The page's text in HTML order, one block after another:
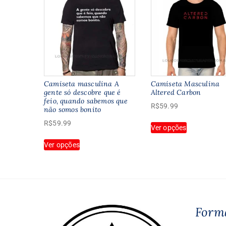
Camiseta masculina A
gente só descobre que é
feio, quando sabemos que
não somos bonito
R$59.99
Ver opções
Este
produto
opções
podem
Camiseta Masculina
Altered Carbon
R$59.99
Ver opções
Este
produto
ser